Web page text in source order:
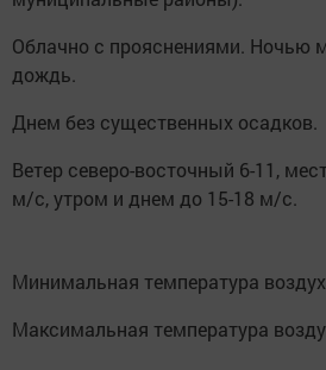
Облачно с прояснениями. Ночью
дождь.
Днем без существенных осадков.
Ветер северо-восточный 6-11,
м/с, утром и днем до 15-18 м/с.
Минимальная температура
Максимальная температура